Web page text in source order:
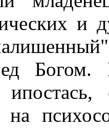
и
Богом.